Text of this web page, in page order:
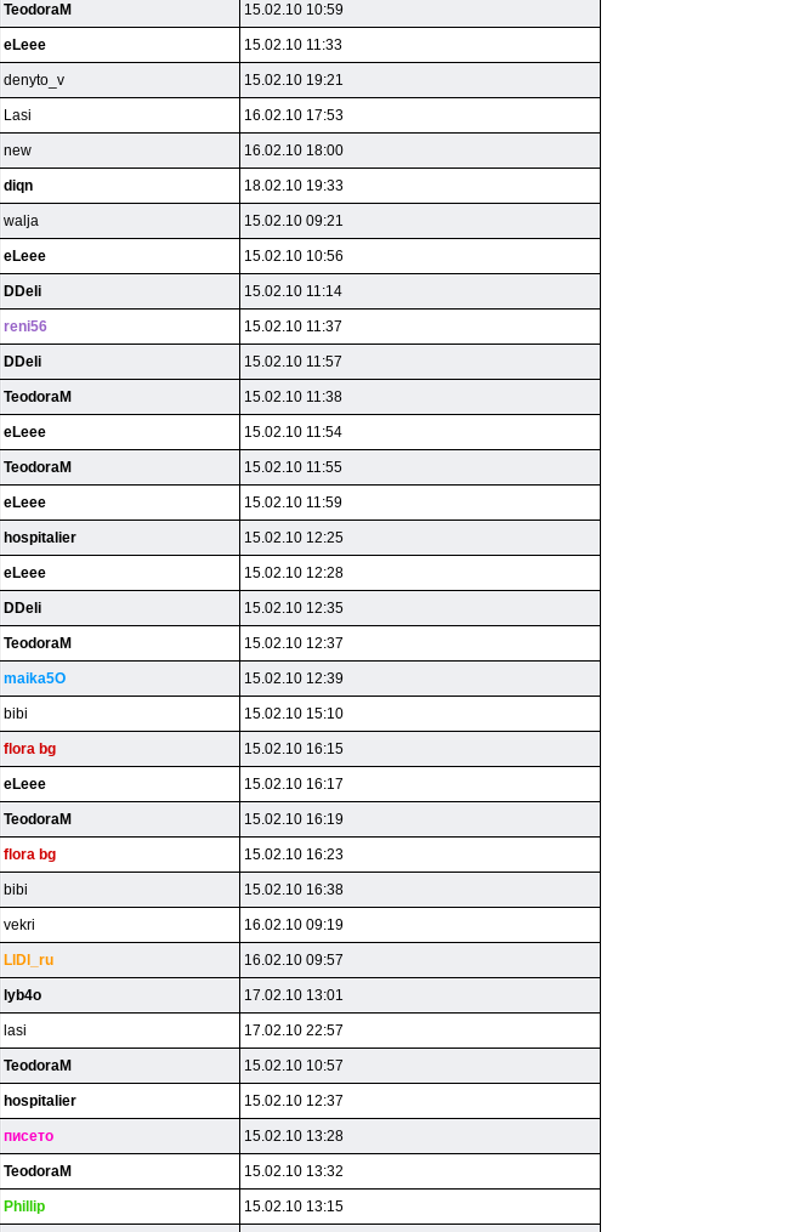
TeodoraM 15.02.10 10:59
eLeee 15.02.10 11:33
denyto_v 15.02.10 19:21
Lasi 16.02.10 17:53
new 16.02.10 18:00
diqn 18.02.10 19:33
walja 15.02.10 09:21
eLeee 15.02.10 10:56
DDeli 15.02.10 11:14
reni56 15.02.10 11:37
DDeli 15.02.10 11:57
TeodoraM 15.02.10 11:38
eLeee 15.02.10 11:54
TeodoraM 15.02.10 11:55
eLeee 15.02.10 11:59
hospitalier 15.02.10 12:25
eLeee 15.02.10 12:28
DDeli 15.02.10 12:35
TeodoraM 15.02.10 12:37
maika5O 15.02.10 12:39
bibi 15.02.10 15:10
flora bg 15.02.10 16:15
eLeee 15.02.10 16:17
TeodoraM 15.02.10 16:19
flora bg 15.02.10 16:23
bibi 15.02.10 16:38
vekri 16.02.10 09:19
LlDl_ru 16.02.10 09:57
lyb4o 17.02.10 13:01
lasi 17.02.10 22:57
TeodoraM 15.02.10 10:57
hospitalier 15.02.10 12:37
пиceтo 15.02.10 13:28
TeodoraM 15.02.10 13:32
Phillip 15.02.10 13:15